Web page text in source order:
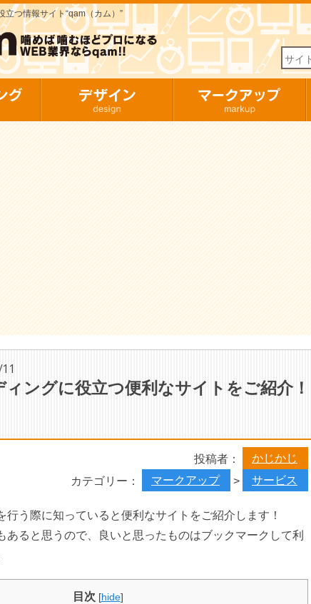
つ情報サイト“qam（カム）”
ィングに役立つ便利なサイトをご紹介！
投稿者：
かじかじ
カテゴリー：
マークアップ > サービス
行う際に知っていると便利なサイトをご紹介します！
あると思うので、良いと思ったものはブックマークして利
目次 [hide]